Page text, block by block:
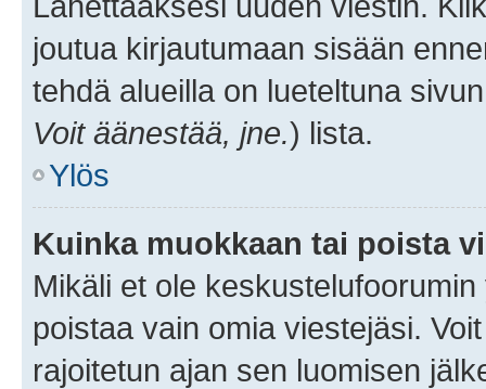
joutua kirjautumaan sisään
tehdä alueilla on lueteltuna
Voit äänestää, jne.) lista.
Ylös
Kuinka muokkaan tai poista
Mikäli et ole
poistaa vain omia viestejäsi.
rajoitetun ajan sen luomisen